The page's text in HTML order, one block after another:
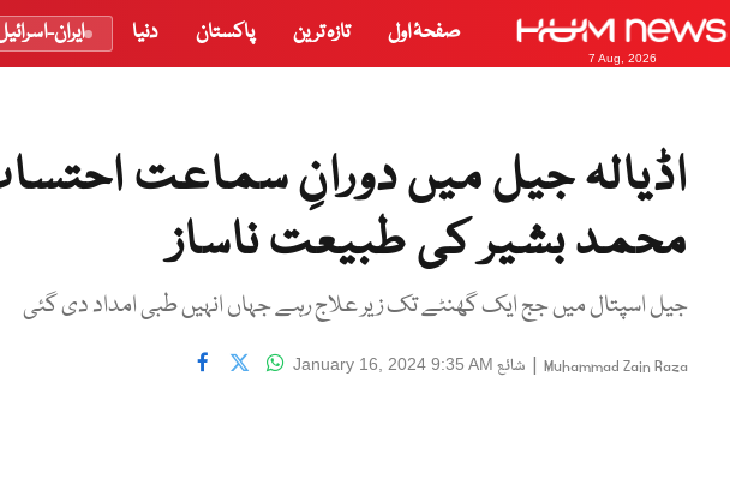
7 Aug, 2026
صفحۂ اول تازہ ترین پاکستان دنیا ایران-
اڈیالہ جیل میں دورانِ سماعت
محمد بشیر کی طبیعت ناساز
جیل اسپتال میں جج ایک گھنٹے تک زیر علاج رہے جہاں انہیں طبی امداد دی گئی
Muhammad Zain Raza
| شائع January 16, 2024 9:35 AM